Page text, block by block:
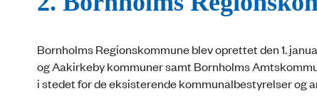
Bornholms Regionskommune blev oprettet den 1.
og Aakirkeby kommuner samt Bornholms
i stedet for de eksisterende kommunalbestyrelser og